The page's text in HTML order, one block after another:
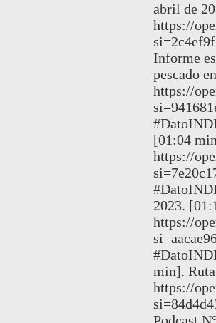
abril de
https://
Informe
pescado
https://
[01:04
https://
2023.
https://
min].
https://